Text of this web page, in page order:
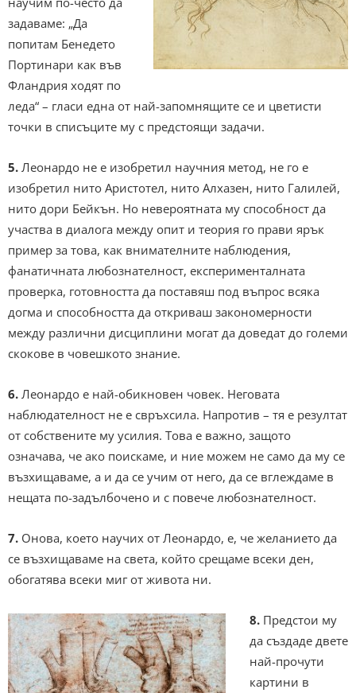
задаваме: „Да
попитам Бенедето
Портинари как във
Фландрия ходят по
леда“ – гласи една от най-запомнящите се и цветисти
точки в списъците му с предстоящи задачи.
5. Леонардо не е изобретил научния метод, не го е
изобретил нито Аристотел, нито Алхазен, нито Галилей,
нито дори Бейкън. Но невероятната му способност да
участва в диалога между опит и теория го прави ярък
пример за това, как внимателните наблюдения,
фанатичната любознателност, експерименталната
проверка, готовността да поставяш под въпрос всяка
догма и способността да откриваш закономерности
между различни дисциплини могат да доведат до големи
скокове в човешкото знание.
6. Леонардо е най-обикновен човек. Неговата
наблюдателност не е свръхсила. Напротив – тя е резултат
от собствените му усилия. Това е важно, защото
означава, че ако поискаме, и ние можем не само да му се
възхищаваме, а и да се учим от него, да се вглеждаме в
нещата по-задълбочено и с повече любознателност.
7. Онова, което научих от Леонардо, е, че желанието да
се възхищаваме на света, който срещаме всеки ден,
обогатява всеки миг от живота ни.
8. Предстои му
да създаде двете
най-прочути
картини в